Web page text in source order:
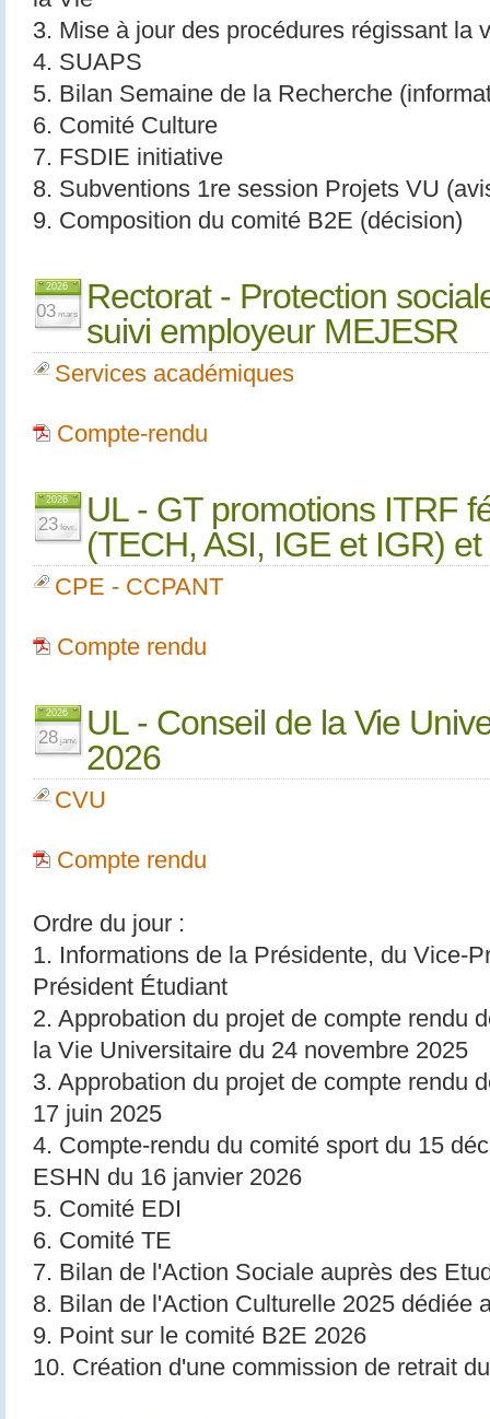
3. Mise à jour des procédures régissant la
4. SUAPS
5. Bilan Semaine de la Recherche
6. Comité Culture
7. FSDIE initiative
8. Subventions 1re session Projets VU
9. Composition du comité B2E (décision)
2026
03 mars
Rectorat - Protection
suivi employeur MEJESR
Services académiques
Compte-rendu
2026
23 févr.
UL - GT promotions ITRF
(TECH, ASI, IGE et IGR)
CPE - CCPANT
Compte rendu
2026
28 janv.
UL - Conseil de la Vie
2026
CVU
Compte rendu
Ordre du jour :
1. Informations de la Présidente, du Vice-
Président Étudiant
2. Approbation du projet de compte rendu
la Vie Universitaire du 24 novembre 2025
3. Approbation du projet de compte rendu
17 juin 2025
4. Compte-rendu du comité sport du 15
ESHN du 16 janvier 2026
5. Comité EDI
6. Comité TE
7. Bilan de l'Action Sociale auprès des
8. Bilan de l'Action Culturelle 2025 dédiée
9. Point sur le comité B2E 2026
10. Création d'une commission de retrait